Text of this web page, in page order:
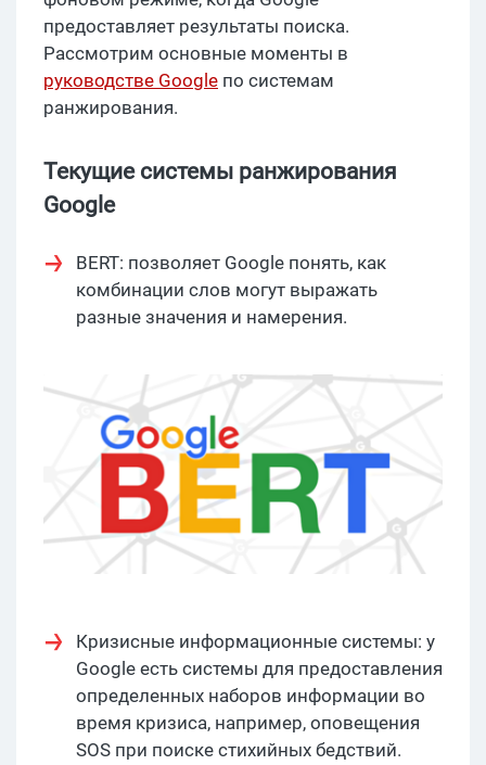
предоставляет результаты поиска.
Рассмотрим основные моменты в
руководстве Google по системам
ранжирования.
Текущие системы ранжирования
Google
BERT: позволяет Google понять, как
комбинации слов могут выражать
разные значения и намерения.
Кризисные информационные системы: у
Google есть системы для предоставления
определенных наборов информации во
время кризиса, например, оповещения
SOS при поиске стихийных бедствий.